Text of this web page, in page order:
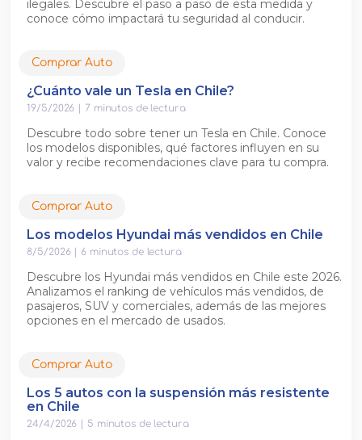
ilegales. Descubre el paso a paso de esta medida y
conoce cómo impactará tu seguridad al conducir.
Comprar Auto
¿Cuánto vale un Tesla en Chile?
19/5/2026 7 minutos de lectura
Descubre todo sobre tener un Tesla en Chile. Conoce
los modelos disponibles, qué factores influyen en su
valor y recibe recomendaciones clave para tu compra.
Comprar Auto
Los modelos Hyundai más vendidos en Chile
8/5/2026| 6 minutos de lectura
Descubre los Hyundai más vendidos en Chile este 2026.
Analizamos el ranking de vehículos más vendidos, de
pasajeros, SUV y comerciales, además de las mejores
opciones en el mercado de usados.
Comprar Auto
Los 5 autos con la suspensión más resistente
en Chile
24/4/2026 5 minutos de lectura